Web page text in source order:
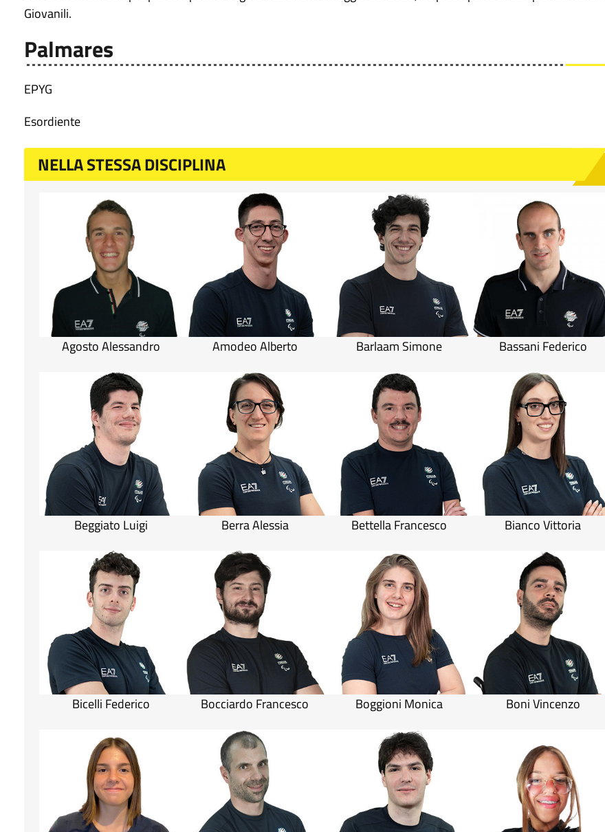
Giovanili.
Palmares
EPYG
Esordiente
NELLA STESSA DISCIPLINA
Agosto Alessandro Amodeo Alberto Barlaam Simone Bassani Federico
Beggiato Luigi Berra Alessia Bettella Francesco Bianco Vittoria
Bicelli Federico Bocciardo Francesco Boggioni Monica Boni Vincenzo